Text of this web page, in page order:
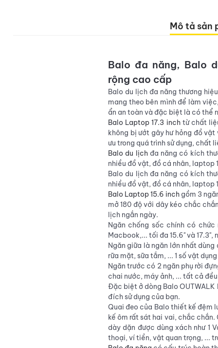
Mô tả sản
Balo đa năng, Balo
rộng cao cấp
Balo du lịch đa năng thương
mang theo bên mình để làm
ẩn an toàn và đặc biệt là có thể
Balo Laptop 17.3 inchtừ chất
không bị ướt gây hư hỏng đồ
ưu trong quá trình sử dụng, chất
Balo du lịchđa năng có kích
nhiều đồ vật, đồ cá nhân, laptop
Balo du lịch đa năng có kích
nhiều đồ vật, đồ cá nhân, laptop
Balo Laptop 15.6 inch gồm 3
mở 180 độ với dây kéo chắc
lịch ngắn ngày.
Ngăn chống sốc chính có
Macbook,... tối đa 15.6" và
Ngăn giữa là ngăn lớn nhất
rữa mặt, sữa tắm, ... 1 số vật
Ngăn trước có 2 ngăn phụ rời
chai nước, máy ảnh, ... tất cả
Đặc biệt ở dòng Balo OUTWALK
đích sử dụng của bạn.
Quai đeo của Balo thiết kế đệm
kế ôm rất sát hai vai, chắc
dày dặn được dùng xách như 1
thoại, ví tiền, vật quan trọng, ...